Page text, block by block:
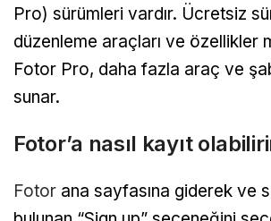
Pro) sürümleri vardır. Ücretsiz
düzenleme araçları ve özellikler
Fotor Pro, daha fazla araç ve
sunar.
Fotor’a nasıl kayıt
Fotor ana sayfasına giderek ve